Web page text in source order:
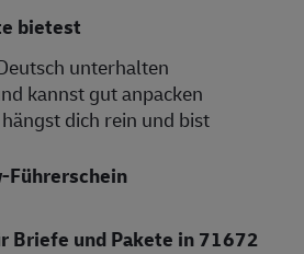
bietest
unterhalten
kannst gut anpacken
dich rein und bist
Führerschein
Briefe und Pakete in 71672